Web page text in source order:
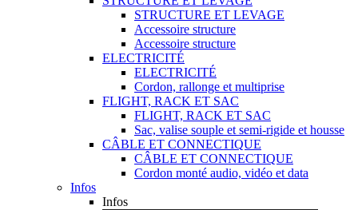
STRUCTURE ET LEVAGE
Accessoire structure
Accessoire structure
ELECTRICITÉ
ELECTRICITÉ
Cordon, rallonge et multiprise
FLIGHT, RACK ET SAC
FLIGHT, RACK ET SAC
Sac, valise souple et semi-rigide et housse
CÂBLE ET CONNECTIQUE
CÂBLE ET CONNECTIQUE
Cordon monté audio, vidéo et data
Infos
Infos